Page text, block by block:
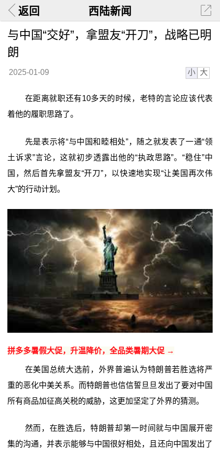
返回 西陆新闻
与中国“交好”，拿盟友“开刀”，战略已明
朗
2025-01-09 小 大
在距离就职还有10多天的时候，老特的言论应该代表
着他的履职思路了。
先是表示将“与中国和睦相处”，随之就发表了一通“领
土诉求”言论，这就初步透露出他的“执政思路”。“稳住”中
国，然后首先拿盟友“开刀”，以快速地实现“让美国再次伟
大”的行动计划。
拼多多暑假大促，升温降价，全品类暑期大促 →
在美国总统大选前，外界普遍认为特朗普若胜选将严
重的恶化中美关系。而特朗普也信信誓旦旦发出了要对中国
所有商品加征高关税的威胁，这更加坚定了外界的猜测。
然而，在胜选后，特朗普却第一时间就与中国展开密
集的沟通，并表示能够与中国很好相处，且还向中国发出了